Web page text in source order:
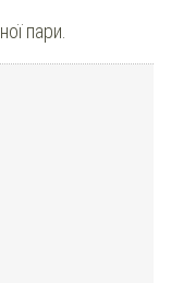
пари.